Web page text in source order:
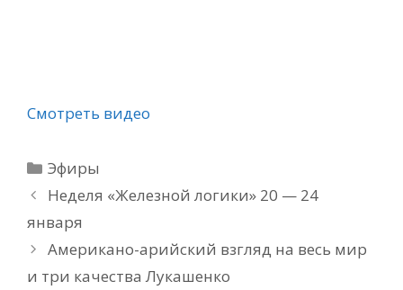
Смотреть видео
Рубрики
Эфиры
Неделя «Железной логики» 20 — 24
января
Американо-арийский взгляд на весь мир
и три качества Лукашенко